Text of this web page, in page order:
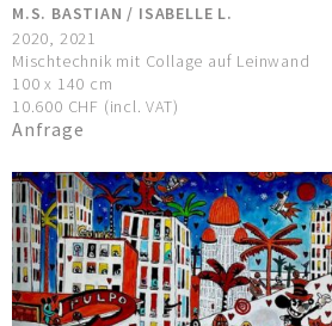
M.S. BASTIAN / ISABELLE L.
2020, 2021
Mischtechnik mit Collage auf Leinwand
100 x 140 cm
10.600 CHF (incl. VAT)
Anfrage